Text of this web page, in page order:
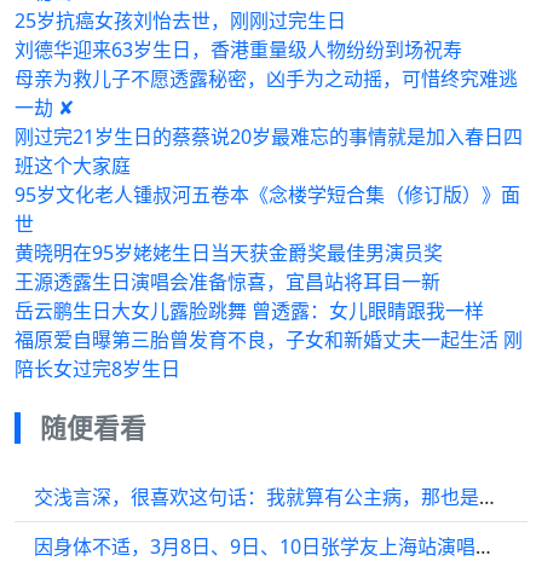
25岁抗癌女孩刘怡去世，刚刚过完生日
刘德华迎来63岁生日，香港重量级人物纷纷到场祝寿
母亲为救儿子不愿透露秘密，凶手为之动摇，可惜终究难逃
一劫 ✘
刚过完21岁生日的蔡蔡说20岁最难忘的事情就是加入春日四
班这个大家庭
95岁文化老人锺叔河五卷本《念楼学短合集（修订版）》面
世
黄晓明在95岁姥姥生日当天获金爵奖最佳男演员奖
王源透露生日演唱会准备惊喜，宜昌站将耳目一新
岳云鹏生日大女儿露脸跳舞 曾透露：女儿眼睛跟我一样
福原爱自曝第三胎曾发育不良，子女和新婚丈夫一起生活 刚
陪长女过完8岁生日
随便看看
交浅言深，很喜欢这句话：我就算有公主病，那也是因为我值得
因身体不适，3月8日、9日、10日张学友上海站演唱会取消